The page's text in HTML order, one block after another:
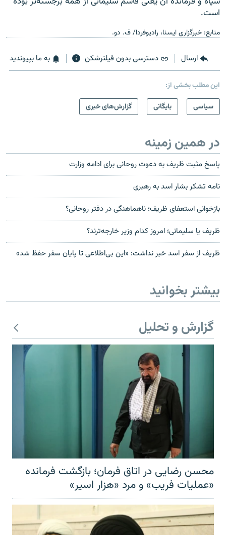
است.
منابع: خبرگزاری ایسنا، رادیوفردا/ ف. دو.
ارسال دسترسی بدون فیلترشکن به ما بپیوندید
این مطلب بخشی از:
سیاسی
بایگانی گزارش‌های خبری
در همین زمینه
پاسخ مثبت ظریف به دعوت روحانی برای ادامه وزارت
نامه تشکر بشار اسد به رهبری
بازخوانی استعفای ظریف؛ ناهماهنگی در دفتر روحانی؟
ظریف یا سلیمانی؛ امروز کدام وزیر خارجه‌ترند؟
ظریف از سفر اسد خبر نداشت: «این بی‌اطلاعی تا پایان سفر حفظ شد»
بیشتر بخوانید
گزارش و تحلیل
محسن رضایی در اتاق فرمان؛ بازگشت فرمانده
«عملیات فریب» و مرد «هزار اسیر»